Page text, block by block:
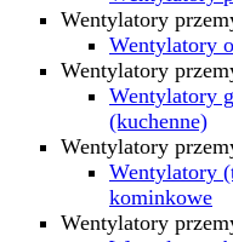
Wentylatory
Wentylatory
Wentylatory
Wentylatory
(kuchenne)
Wentylatory
Wentylatory
kominkowe
Wentylatory